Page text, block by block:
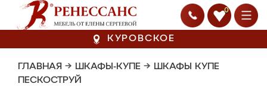
0
КУРОВСКОЕ
ГЛАВНАЯ → ШКАФЫ-КУПЕ → ШКАФЫ КУПЕ
ПЕСКОСТРУЙ